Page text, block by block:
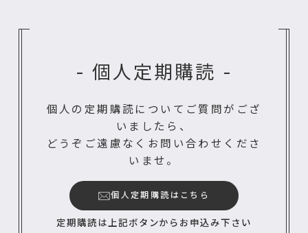
- 個人定期購読 -
個人の定期購読についてご質問がござ
いましたら、
どうぞご遠慮なくお問い合わせくださ
いませ。
個人定期購読はこちら
定期購読は上記ボタンからお申込み下さい